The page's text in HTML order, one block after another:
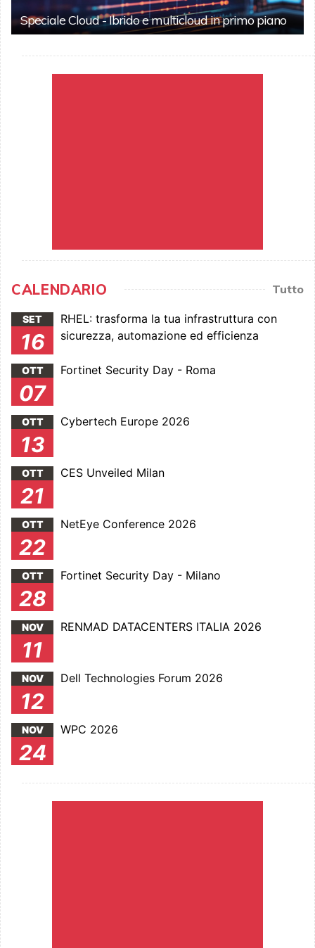
Speciale Cloud - Ibrido e multicloud in primo piano
CALENDARIO Tutto
SET
16
RHEL: trasforma la tua infrastruttura con
sicurezza, automazione ed efficienza
OTT
07
Fortinet Security Day - Roma
OTT
13
Cybertech Europe 2026
OTT
21
CES Unveiled Milan
OTT
22
NetEye Conference 2026
OTT
28
Fortinet Security Day - Milano
NOV
11
RENMAD DATACENTERS ITALIA 2026
NOV
12
Dell Technologies Forum 2026
NOV
24
WPC 2026